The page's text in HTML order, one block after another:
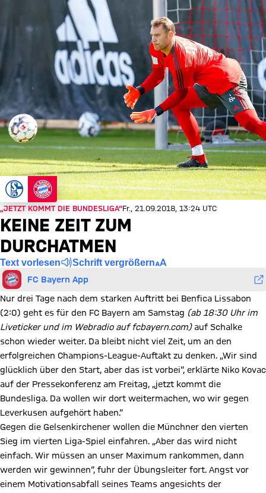
„JETZT KOMMT DIE BUNDESLIGA“Fr., 21.09.2018, 13:24 UTC
KEINE ZEIT ZUM
DURCHATMEN
Text vorlesen Schrift vergrößern
FC Bayern App
Nur drei Tage nach dem starken Auftritt bei Benfica Lissabon
(2:0) geht es für den FC Bayern am Samstag (ab 18:30 Uhr im
Liveticker und im Webradio auf fcbayern.com)auf Schalke
schon wieder weiter. Da bleibt nicht viel Zeit, um an den
erfolgreichen Champions-League-Auftakt zu denken. „Wir sind
glücklich über den Start, aber das ist vorbei“, erklärte Niko Kovac
auf der Pressekonferenz am Freitag, „jetzt kommt die
Bundesliga. Da wollen wir dort weitermachen, wo wir gegen
Leverkusen aufgehört haben.“
Gegen die Gelsenkirchener wollen die Münchner den vierten
Sieg im vierten Liga-Spiel einfahren. „Aber das wird nicht
einfach. Wir müssen an unser Maximum rankommen, dann
werden wir gewinnen“, fuhr der Übungsleiter fort. Angst vor
einem Motivationsabfall seines Teams angesichts der